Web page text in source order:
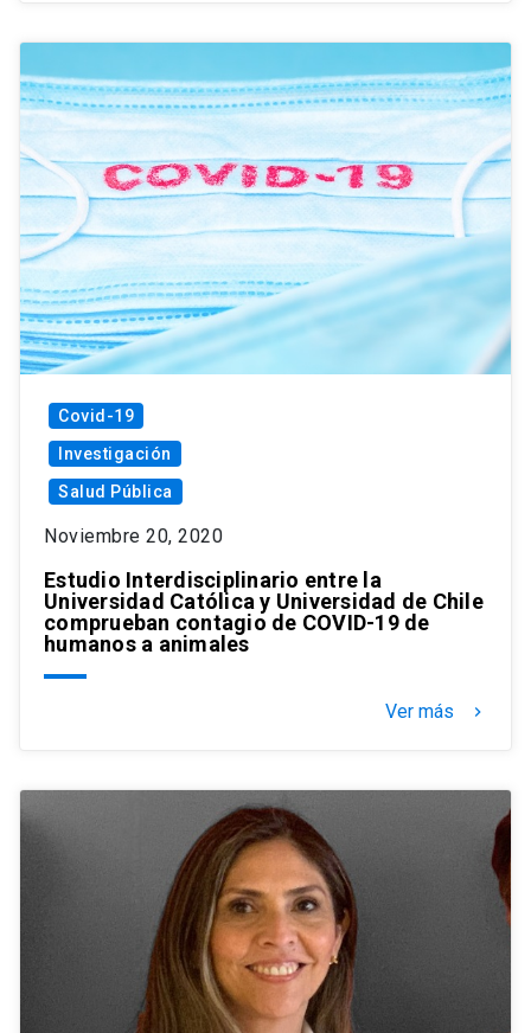
Covid-19
Investigación
Salud Pública
Noviembre 20, 2020
Estudio Interdisciplinario entre la
Universidad Católica y Universidad de Chile
comprueban contagio de COVID-19 de
humanos a animales
Ver más keyboard_arrow_right